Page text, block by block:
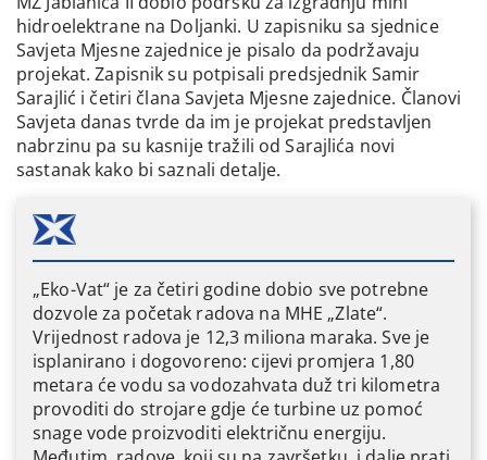
hidroelektrane na Doljanki. U zapisniku sa sjednice
Savjeta Mjesne zajednice je pisalo da podržavaju
projekat. Zapisnik su potpisali predsjednik Samir
Sarajlić i četiri člana Savjeta Mjesne zajednice. Članovi
Savjeta danas tvrde da im je projekat predstavljen
nabrzinu pa su kasnije tražili od Sarajlića novi
sastanak kako bi saznali detalje.
„Eko-Vat“ je za četiri godine dobio sve potrebne
dozvole za početak radova na MHE „Zlate“.
Vrijednost radova je 12,3 miliona maraka. Sve je
isplanirano i dogovoreno: cijevi promjera 1,80
metara će vodu sa vodozahvata duž tri kilometra
provoditi do strojare gdje će turbine uz pomoć
snage vode proizvoditi električnu energiju.